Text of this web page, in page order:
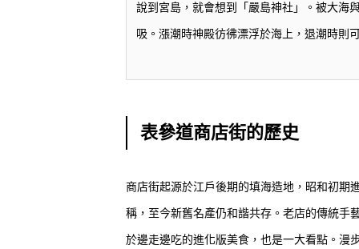
說到宮島，就會想到「嚴島神社」。被大海
吸。漲潮時神殿彷彿漂浮於海上，退潮時則
表參道商店街的歷史
商店街起源於江戶後期的填海造地，昭和初期
稱，至今新舊名產仍和諧共存。老店的傳統手
於邊走邊吃的進化版美食，也是一大看點。漫